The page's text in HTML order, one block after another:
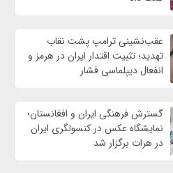
عقب‌نشینی ترامپ پشت نقاب
تهدید؛ تثبیت اقتدار ایران در هرمز و
انفعال دیپلماسی فشار
گسترش فرهنگی ایران و افغانستان؛
نمایشگاه عکس در کنسولگری ایران
در هرات برگزار شد